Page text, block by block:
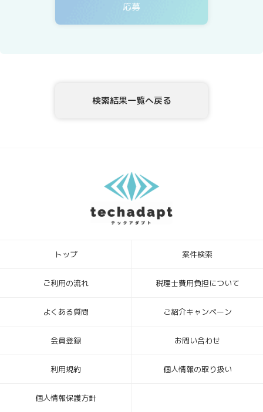
ィングサービス事業者等に委託する場合がありますが、委託先につい
ては、当社が運用する個人情報保護マネジメントシステムにより管理
者提供記録の開示を、当社に申し出ることができます。ご請求方法
テックアダプト会員登録者様が、当社に個人情報を提供されるかどう
かは、任意によるものです。ただし、必要な情報をご提供いただけな
い場合、上記1.の利用目的の達成に支障がでる場合があります。
6．本Webサイトへアクセスしたことを契機として機械的に取得される
[お問合せ・苦情相談窓口]
〒104-0032 東京都中央区八丁堀4丁目1番3号 宝町TATUMIビル 2F
TEL ： 03-6683-8664 FAX ： 03-6683-8665
検索結果一覧へ戻る
トップ 案件検索
ご利用の流れ 税理士費用負担について
よくある質問 ご紹介キャンペーン
会員登録 お問い合わせ
利用規約 個人情報の取り扱い
個人情報保護方針